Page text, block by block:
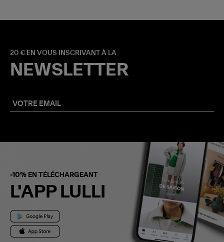
20 € EN VOUS INSCRIVANT À LA
NEWSLETTER
-10% EN TÉLÉCHARGEANT
L'APP LULLI